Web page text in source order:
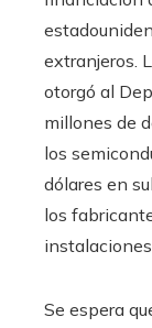
extranjeros.
otorgó al
millones de
los
dólares en
los
Se espera